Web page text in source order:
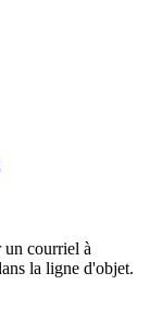
un courriel à
la ligne d'objet.